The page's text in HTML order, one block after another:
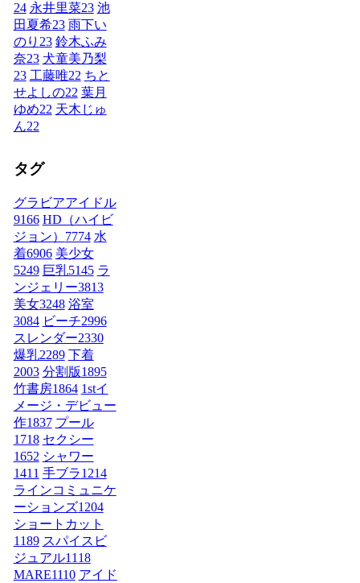
24 永井里菜23 池
田夏希23 雨下い
のり 23 鈴木ふみ
奈23 犬童美乃梨
23 工藤唯22 ちと
せよしの22 葉月
ゆめ22 天木じゅ
ん22
タグ
グラビアアイドル
9166 HD（ハイビ
ジョン） 7774 水
着6906 美少女
5249 巨乳5145 ラ
ンジェリー3813
美女3248 浴室
3084 ビーチ2996
スレンダー2330
爆乳2289 下着
2003 分割版1895
竹書房1864 1stイ
メージ・デビュー
作1837 プール
1718 セクシー
1652 シャワー
1411 手ブラ1214
ラインコミュニケ
ーションズ1204
ショートカット
1189 スパイスビ
ジュアル1118
MARE1110 アイド